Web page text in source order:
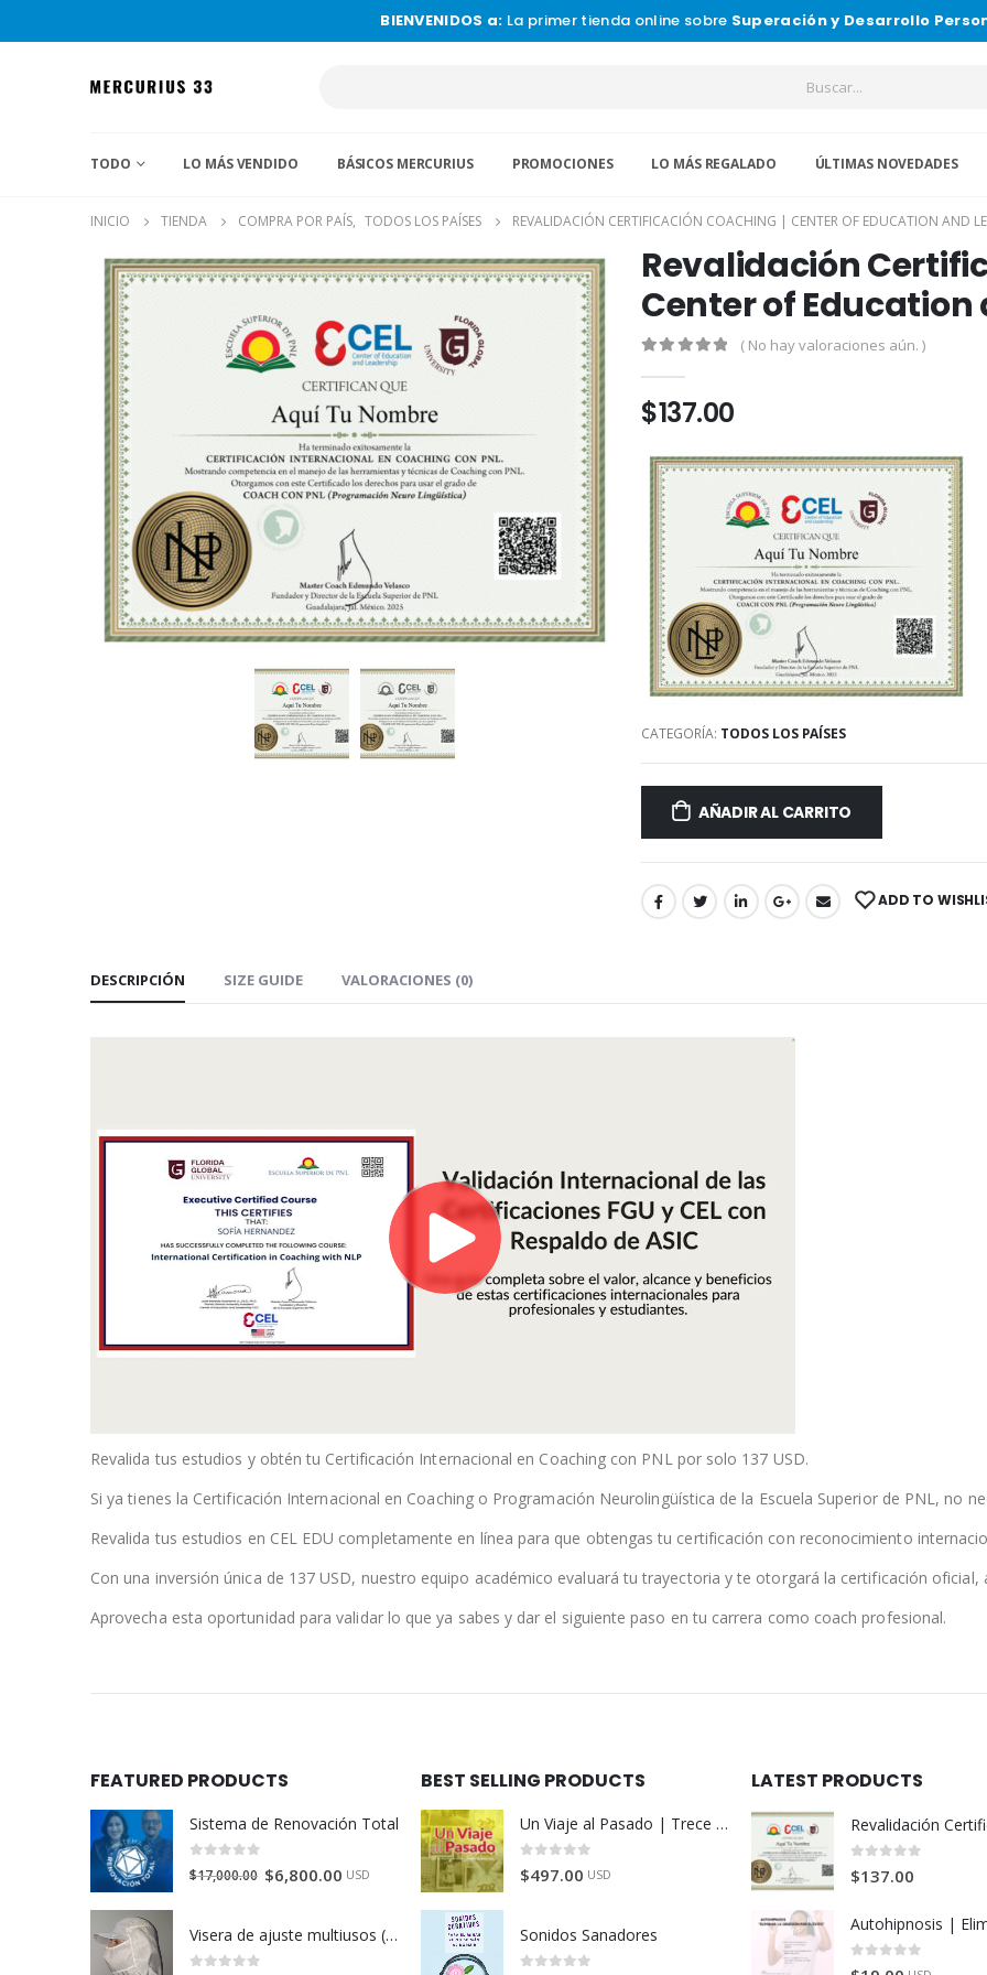
BIENVENIDOS a: La primer tienda online sobre Superación y Desarrollo
TODO LO MÁS VENDIDO BÁSICOS MERCURIUS PROMOCIONES LO MÁS REGALADO ÚLTIMAS NOVEDADES
INICIO TIENDA COMPRA POR PAÍS, TODOS LOS PAÍSES REVALIDACIÓN CERTIFICACIÓN COACHING | CENTER OF EDUCATION AND
Revalidación
Center of
( No hay valoraciones aún. )
$137.00
CATEGORÍA: TODOS LOS PAÍSES
AÑADIR AL CARRITO
ADD TO
DESCRIPCIÓN SIZE GUIDE VALORACIONES (0)
Revalida tus estudios y obtén tu Certificación Internacional en Coaching con PNL por solo 137 USD.
Si ya tienes la Certificación Internacional en Coaching o Programación Neurolingüística de la Escuela Superior de PNL, no
Revalida tus estudios en CEL EDU completamente en línea para que obtengas tu certificación con reconocimiento
Con una inversión única de 137 USD, nuestro equipo académico evaluará tu trayectoria y te otorgará la certificación
Aprovecha esta oportunidad para validar lo que ya sabes y dar el siguiente paso en tu carrera como coach profesional.
FEATURED PRODUCTS
Sistema de Renovación Total
0
$17,000.00 $6,800.00 USD
Visera de ajuste multiusos (4 piezas) - Beige. Disponible en México, Colombia, USA, Perú y España
BEST SELLING PRODUCTS
Un Viaje al Pasado | Trece semanas de reconversión
0
$497.00 USD
Sonidos Sanadores
LATEST PRODUCTS
$137.00
0